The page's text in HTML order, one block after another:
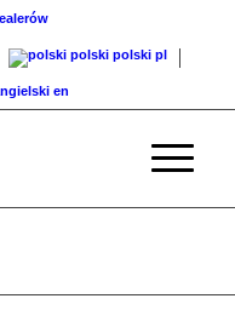
polski polski pl
en